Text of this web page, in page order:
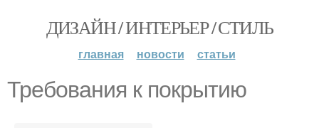
ДИЗАЙН / ИНТЕРЬЕР / СТИЛЬ
главная новости статьи
Требования к покрытию